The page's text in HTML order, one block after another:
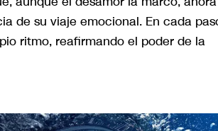
de su viaje emocional. En cada
ritmo, reafirmando el poder de la